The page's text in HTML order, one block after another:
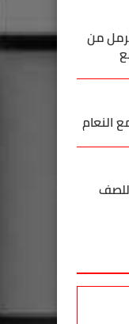
من
النعام
للصف